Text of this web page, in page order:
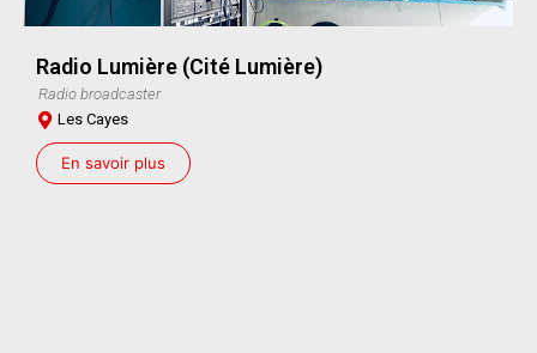
Radio Lumière (Cité Lumière)
Radio broadcaster
Les Cayes
En savoir plus